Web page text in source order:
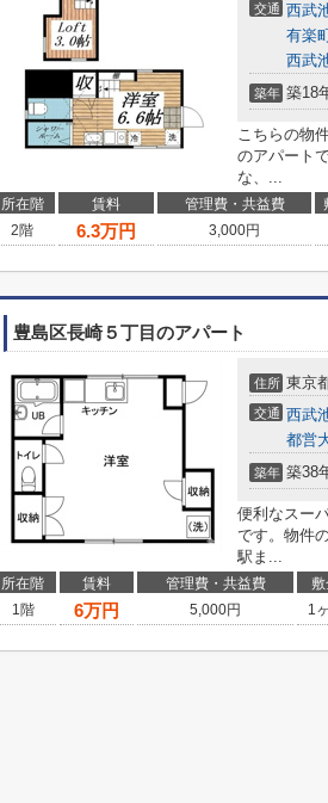
交通 西武
有楽
西武
築年 築18
こちらの物
のアパート
な、...
所在階 賃料 管理費・共益費
2階
6.3万円 3,000円
豊島区長崎５丁目のアパート
住所 東京
交通 西武
都営
築年 築38
便利なスー
です。物件
駅ま...
所在階 賃料 管理費・共益費 敷
1階
6万円 5,000円 1